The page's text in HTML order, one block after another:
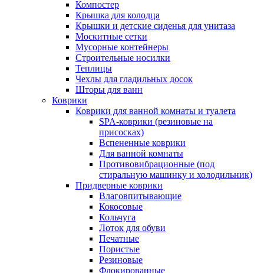
Компостер
Крышка для колодца
Крышки и детские сиденья для унитаза
Москитные сетки
Мусорные контейнеры
Строительные носилки
Теплицы
Чехлы для гладильных досок
Шторы для ванн
Коврики
Коврики для ванной комнаты и туалета
SPA-коврики (резиновые на
присосках)
Вспененные коврики
Для ванной комнаты
Противовибрационные (под
стиральную машинку и холодильник)
Придверные коврики
Влаговпитывающие
Кокосовые
Кольчуга
Лоток для обуви
Печатные
Пористые
Резиновые
Флокированные